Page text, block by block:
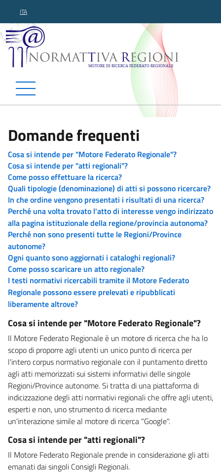
ITA
Normattiva Regioni -
Domande frequenti
Cosa si intende per "Motore Federato Regionale"?
Cosa si intende per "atti regionali"?
Come posso effettuare la ricerca?
Quali tipologie (denominazione) di atti si possono ricercare?
In che ordine vengono presentati i risultati di una ricerca?
Perché una volta trovato l'atto di interesse vengo indirizzato
alla pagina istituzionale della regione/provincia autonoma?
Perché non sono presenti tutte le Regioni/Province
autonome?
Ogni quanto sono aggiornati i cataloghi regionali?
Come posso scaricare un atto regionale?
I testi normativi ricercabili tramite il Motore Federato
Regionale possono essere prelevati e ripubblicati
liberamente altrove?
Cosa si intende per "Motore Federato Regionale"?
Il Motore Federato Regionale è un motore di ricerca che ha lo
scopo di proporre agli utenti un unico punto di ricerca per
l'intero corpus normativo regionale con il puntamento diretto
agli atti memorizzati sui sistemi informativi delle singole
Regioni/Province autonome. Si tratta di una piattaforma di
indicizzazione degli atti normativi regionali che offre agli utenti,
esperti e non, uno strumento di ricerca mediante
un'interazione simile al motore di ricerca "Google".
Cosa si intende per "atti regionali"?
Il Motore Federato Regionale prende in considerazione gli atti
emanati dai singoli Consigli Regionali.